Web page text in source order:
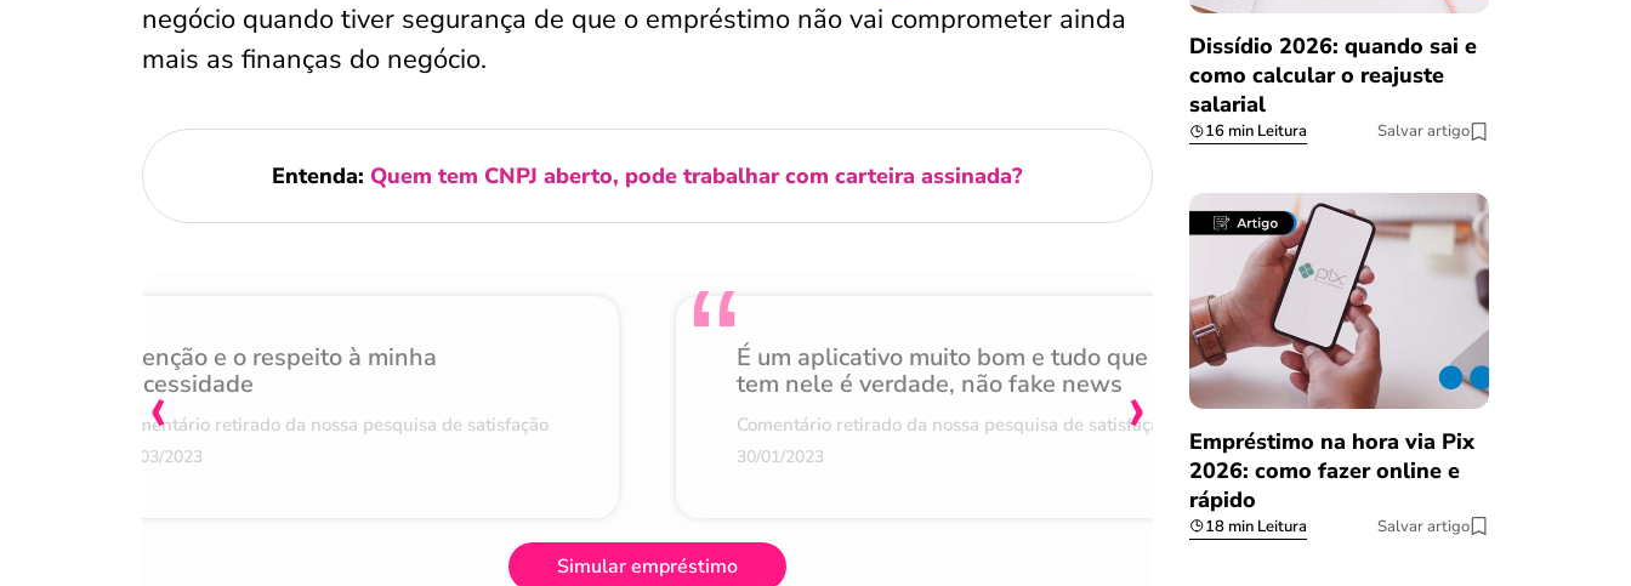
negócio quando tiver segurança de que o empréstimo não vai comprometer ainda
mais as finanças do negócio.
Entenda: Quem tem CNPJ aberto, pode trabalhar com carteira assinada?
Atenção e o respeito à minha
necessidade
Comentário retirado da nossa pesquisa de satisfação
07/03/2023
É um aplicativo muito bom e tudo que
tem nele é verdade, não fake news
Comentário retirado da nossa pesquisa de satisfação
30/01/2023
Achei muito rápido,
burocracia
08/03/2023
‹ ›
Simular empréstimo
Dissídio 2026: quando sai e
como calcular o reajuste
salarial
16 min Leitura Salvar artigo
Empréstimo na hora via Pix
2026: como fazer online e
rápido
18 min Leitura Salvar artigo